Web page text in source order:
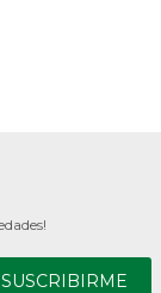
SUSCRIBIRME